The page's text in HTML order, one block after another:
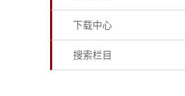
下载中心
搜索栏目